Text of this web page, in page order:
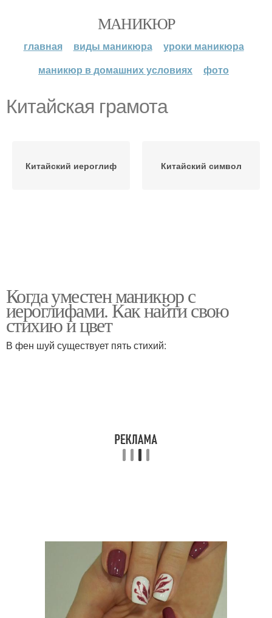
МАНИКЮР
главная виды маникюра
уроки маникюра
маникюр в домашних условиях
фото
Китайская грамота
Китайский иероглиф Китайский символ
Когда уместен маникюр с
иероглифами. Как найти свою
стихию и цвет
В фен шуй существует пять стихий: